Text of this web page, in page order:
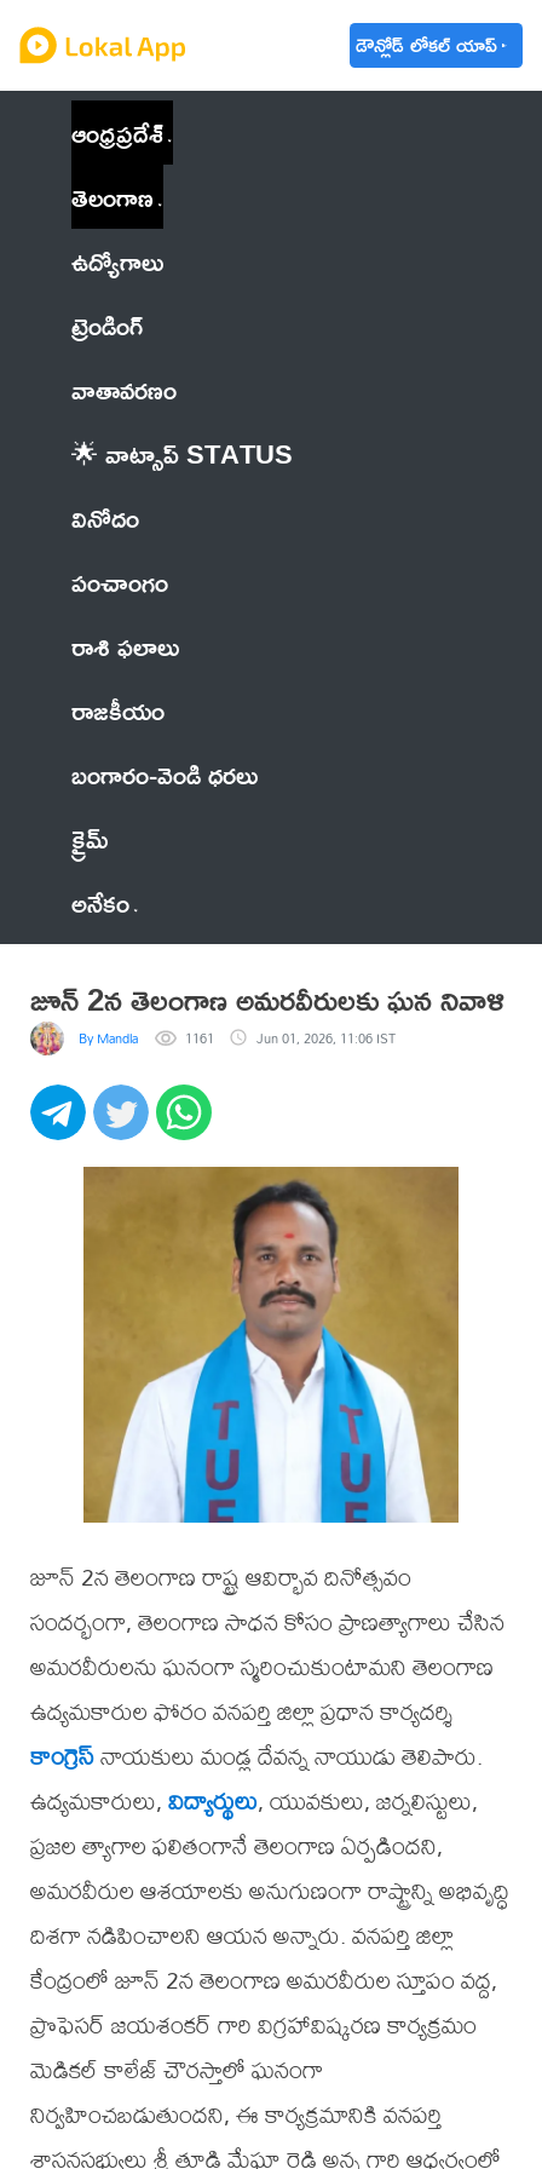
డౌన్లోడ్ లోకల్ యాప్
ఆంధ్రప్రదేశ్
తెలంగాణ
ఉద్యోగాలు
ట్రెండింగ్
వాతావరణం
🌟 వాట్సాప్ STATUS
వినోదం
పంచాంగం
రాశి ఫలాలు
రాజకీయం
బంగారం-వెండి ధరలు
క్రైమ్
అనేకం
జూన్ 2న తెలంగాణ అమరవీరులకు ఘన నివాళి
By Mandla 1161 Jun 01, 2026, 11:06 IST
జూన్ 2న తెలంగాణ రాష్ట్ర ఆవిర్భావ దినోత్సవం
సందర్భంగా, తెలంగాణ సాధన కోసం ప్రాణత్యాగాలు చేసిన
అమరవీరులను ఘనంగా స్మరించుకుంటామని తెలంగాణ
ఉద్యమకారుల ఫోరం వనపర్తి జిల్లా ప్రధాన కార్యదర్శి
కాంగ్రెస్నాయకులు మండ్ల దేవన్న నాయుడు తెలిపారు.
ఉద్యమకారులు,విద్యార్థులు, యువకులు, జర్నలిస్టులు,
ప్రజల త్యాగాల ఫలితంగానే తెలంగాణ ఏర్పడిందని,
అమరవీరుల ఆశయాలకు అనుగుణంగా రాష్ట్రాన్ని అభివృద్ధి
దిశగా నడిపించాలని ఆయన అన్నారు. వనపర్తి జిల్లా
కేంద్రంలో జూన్ 2న తెలంగాణ అమరవీరుల స్తూపం వద్ద,
ప్రొఫెసర్ జయశంకర్ గారి విగ్రహావిష్కరణ కార్యక్రమం
మెడికల్ కాలేజ్ చౌరస్తాలో ఘనంగా
నిర్వహించబడుతుందని, ఈ కార్యక్రమానికి వనపర్తి
శాసనసభ్యులు శ్రీ తూడి మేఘా రెడ్డి అన్న గారి ఆధ్వర్యంలో